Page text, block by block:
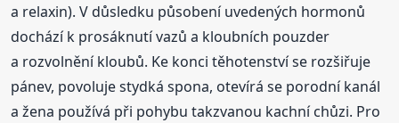
a relaxin). V důsledku působení uvedených hormonů
dochází k prosáknutí vazů a kloubních pouzder
a rozvolnění kloubů. Ke konci těhotenství se rozšiřuje
pánev, povoluje stydká spona, otevírá se porodní kanál
a žena používá při pohybu takzvanou kachní chůzi. Pro